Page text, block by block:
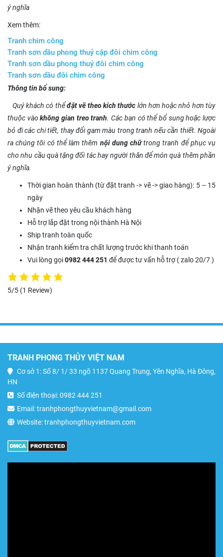
ý nghĩa
Xem thêm:
Tranh chim công
Tranh sơn dầu phong thuỷ cặp đôi chim công
Tranh sơn dầu phong thuỷ đôi chim công
Tranh sơn dầu đôi chim công
Thông tin bổ sung:
Quý khách có thểđặt vẽ theo kích thước lớn hơn hoặc nhỏ hơn tùy
thuộc vàokhông gian treo tranh. Các bạn có thể bổ sung hoặc lược
bỏ đi các chi tiết, thay đổi gam màu trong tranh nếu cần thiết. Ngoài
ra chúng tôi có thể làm thêm nội dung chữtrong tranh để phục vụ
cho nhu cầu quà tặng đối tác hay người thân để món quà thêm phần
ý nghĩa.
Thời gian hoàn thành (từ đặt tranh -> vẽ -> giao hàng): 5 – 15
ngày
Nhận vẽ theo yêu cầu khách hàng
Hỗ trợ lắp đặt trong nội thành Hà Nội
Ship tranh toàn quốc
Nhận tranh kiểm tra chất lượng trước khi thanh toán
Vui lòng gọi0982 444 251 để được tư vấn hỗ trợ ( zalo 20/7 )
5/5 (1 Review)
TRANH PHONG THỦY VIỆT NAM
Cơ sở 1: Số 8/ 1/ 33 ngõ 1137 Quang Trung, Yên Nghĩa, Hà Đông,
HN
Số điện thoại: 0982 444 251
Email: tranhphongthuyvietnam@gmail.com
Website: tranhphongthuyvietnam.com